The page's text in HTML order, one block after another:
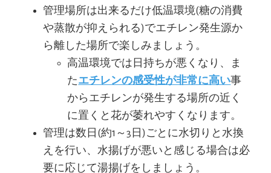
管理場所は出来るだけ低温環境(糖の消費
や蒸散が抑えられる)でエチレン発生源か
ら離した場所で楽しみましょう。
高温環境では日持ちが悪くなり、ま
たエチレンの感受性が非常に高い事
からエチレンが発生する場所の近く
に置くと花が萎れやすくなります。
管理は数日(約1～3日)ごとに水切りと水換
えを行い、水揚げが悪いと感じる場合は必
要に応じて湯揚げをしましょう。